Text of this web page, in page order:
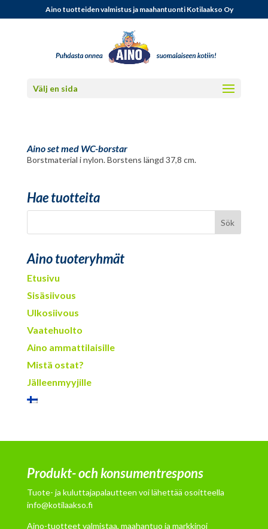
Aino tuotteiden valmistus ja maahantuonti Kotilaakso Oy
Välj en sida
Aino set med WC-borstar
Borstmaterial i nylon. Borstens längd 37,8 cm.
Hae tuotteita
Aino tuoteryhmät
Etusivu
Sisäsiivous
Ulkosiivous
Vaatehuolto
Aino ammattilaisille
Mistä ostat?
Jälleenmyyjille
Produkt- och konsumentrespons
Tuote- ja kuluttajapalautteen voi lähettää osoitteella
info@kotilaakso.fi
Aino-tuotteet valmistaa, maahantuo ja markkinoi